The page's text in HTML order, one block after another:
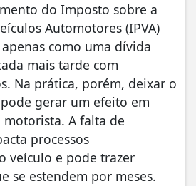
do Imposto sobre a
Automotores (IPVA)
como uma dívida
mais tarde com
Na prática, porém, deixar o
gerar um efeito em
A falta de
processos
veículo e pode trazer
se estendem por meses.